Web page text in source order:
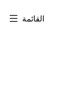
القائمة